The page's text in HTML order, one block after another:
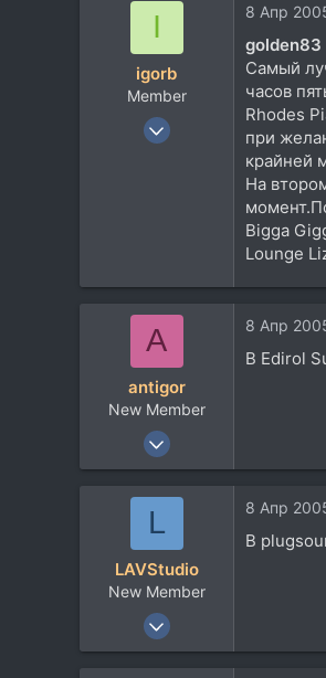
Moscow
I
igorb
Member
14 Янв 2005
8 Апр
golden83
Самый
часов
Rhodes
при
крайней
На
Bigga
Lounge
A
antigor
New Member
21 Фев 2005
8 Апр
В Edirol
L
LAVStudio
New Member
17 Июл 2004
8 Апр
В